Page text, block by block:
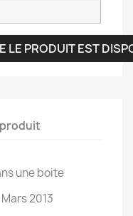
LE PRODUIT EST
une boite
2013